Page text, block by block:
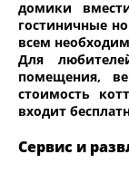
домики
гостиничные
всем
Для
помещения,
стоимость
входит
Сервис и